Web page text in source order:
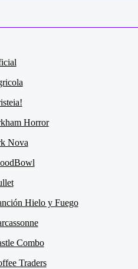
Horror
Nova
Hielo y Fuego
Combo
Traders